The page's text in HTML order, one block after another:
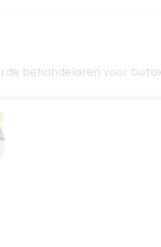
behandelaren voor